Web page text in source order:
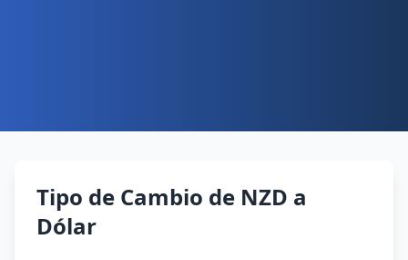
Tipo de Cambio de NZD a
Dólar